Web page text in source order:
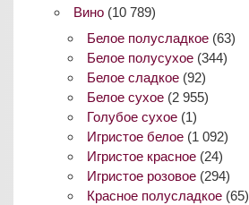
Вино(10 789)
Белое полусладкое (63)
Белое полусухое (344)
Белое сладкое (92)
Белое сухое (2 955)
Голубое сухое (1)
Игристое белое (1 092)
Игристое красное (24)
Игристое розовое (294)
Красное полусладкое (65)